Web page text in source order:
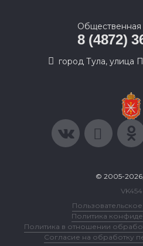
8 (4872)
город Тула, улица
© 2005-
VK454
Политика
Политика в отношении
Согласие на обработку